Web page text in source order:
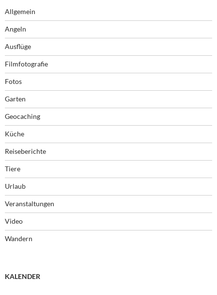
Allgemein
Angeln
Ausflüge
Filmfotografie
Fotos
Garten
Geocaching
Küche
Reiseberichte
Tiere
Urlaub
Veranstaltungen
Video
Wandern
KALENDER